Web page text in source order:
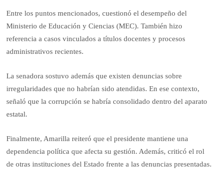
Entre los puntos mencionados, cuestionó el desempeño del
Ministerio de Educación y Ciencias (MEC). También hizo
referencia a casos vinculados a títulos docentes y procesos
administrativos recientes.
La senadora sostuvo además que existen denuncias sobre
irregularidades que no habrían sido atendidas. En ese contexto,
señaló que la corrupción se habría consolidado dentro del aparato
estatal.
Finalmente, Amarilla reiteró que el presidente mantiene una
dependencia política que afecta su gestión. Además, criticó el rol
de otras instituciones del Estado frente a las denuncias presentadas.